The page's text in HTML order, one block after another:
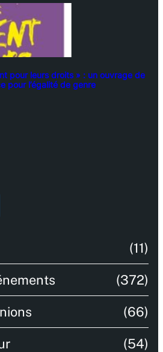
pour leurs droits » : un ouvrage de
pour l’égalité de genre
(11)
(372)
(66)
(54)